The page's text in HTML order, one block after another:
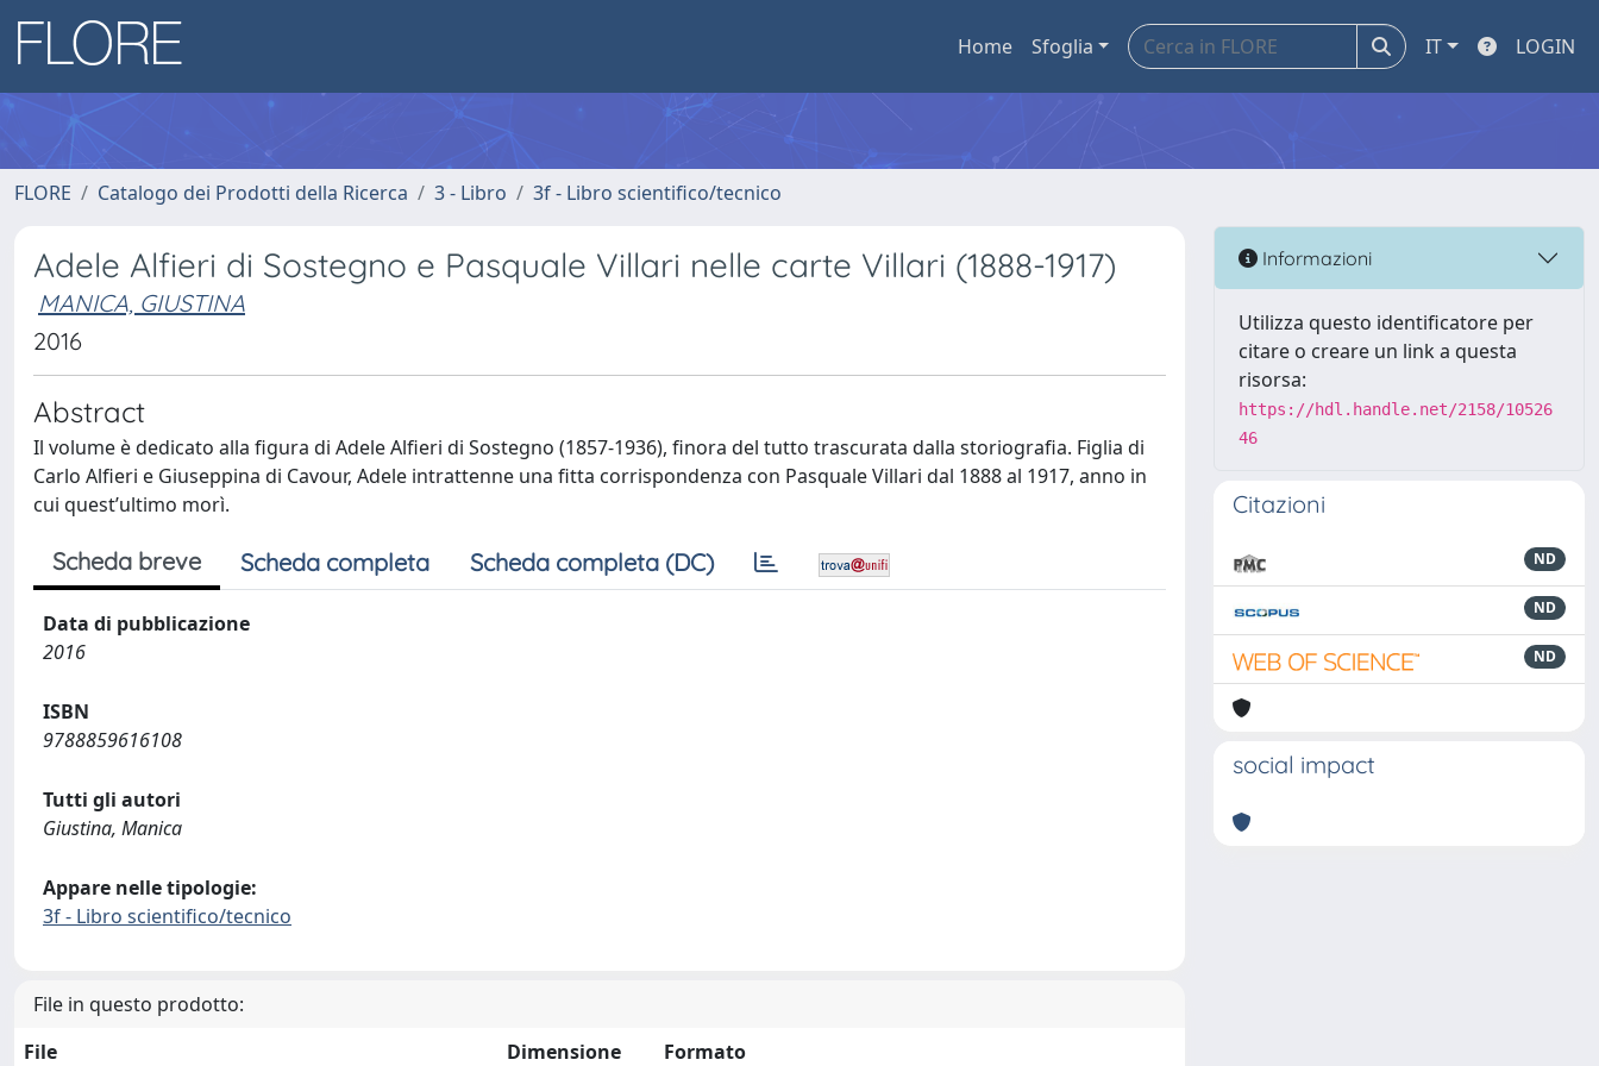
Home Sfoglia IT LOGIN
FLORE Catalogo dei Prodotti della Ricerca 3 - Libro 3f - Libro scientifico/tecnico
Adele Alfieri di Sostegno e Pasquale Villari nelle carte Villari (1888-1917)
MANICA, GIUSTINA
2016
Abstract
Il volume è dedicato alla figura di Adele Alfieri di Sostegno (1857-1936), finora del tutto trascurata dalla storiografia. Figlia di
Carlo Alfieri e Giuseppina di Cavour, Adele intrattenne una fitta corrispondenza con Pasquale Villari dal 1888 al 1917, anno in
cui quest’ultimo morì.
Scheda breve Scheda completa Scheda completa (DC)
Data di pubblicazione
2016
ISBN
9788859616108
Tutti gli autori
Giustina, Manica
Appare nelle tipologie:
3f - Libro scientifico/tecnico
File in questo prodotto:
File
Dimensione Formato
Informazioni
Utilizza questo identificatore per
citare o creare un link a questa
risorsa:
https://hdl.handle.net/2158/10526
46
Citazioni
ND
ND
ND
social impact